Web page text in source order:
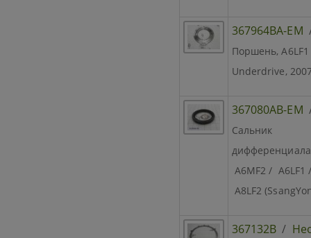
367964BA-EM
Поршень, A6LF1
Underdrive,
367080AB-EM
Сальник
A6MF2 / A6LF1
A8LF2
367132B /